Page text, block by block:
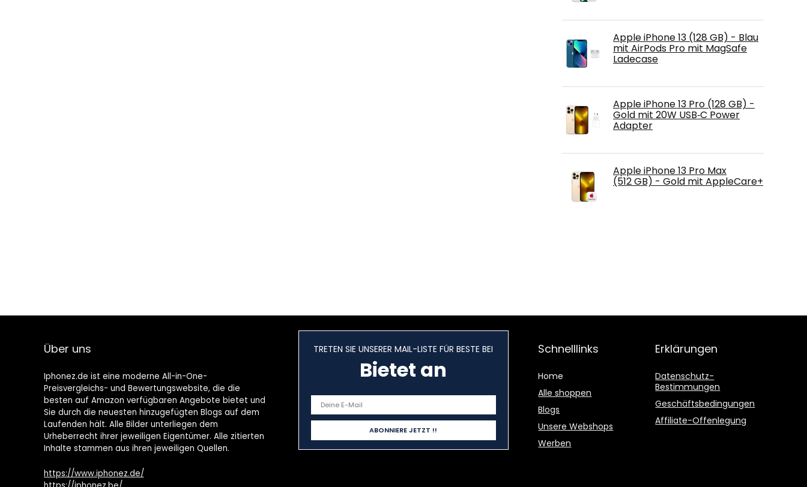
Apple iPhone 13 (128 GB) - Blau
mit AirPods Pro mit MagSafe
Ladecase
Apple iPhone 13 Pro (128 GB) -
Gold mit 20W USB‑C Power
Adapter
Apple iPhone 13 Pro Max
(512 GB) - Gold mit AppleCare+
Über uns
Iphonez.de ist eine moderne All-in-One-
Preisvergleichs- und Bewertungswebsite, die die
besten auf Amazon verfügbaren Angebote bietet und
Sie durch die neuesten hinzugefügten Blogs auf dem
Laufenden hält. Alle Bilder unterliegen dem
Urheberrecht ihrer jeweiligen Eigentümer. Alle zitierten
Inhalte stammen aus ihren jeweiligen Quellen.
https://www.iphonez.de/
TRETEN SIE UNSERER MAIL-LISTE FÜR BESTE BEI
Bietet an
Schnelllinks
Home
Alle shoppen
Blogs
Unsere Webshops
Werben
Erklärungen
Datenschutz-
Bestimmungen
Geschäftsbedingungen
Affiliate-Offenlegung